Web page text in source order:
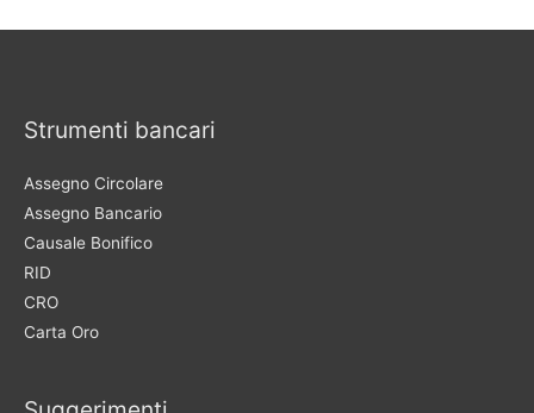
Strumenti bancari
Assegno Circolare
Assegno Bancario
Causale Bonifico
RID
CRO
Carta Oro